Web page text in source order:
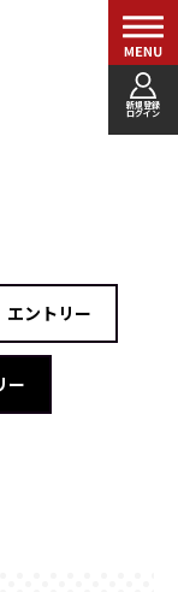
新規登録
ログイン
エントリー
ー